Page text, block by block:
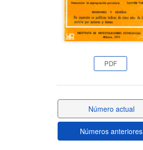
PDF
Número actual
Números anteriores